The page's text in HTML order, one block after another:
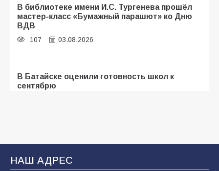
В библиотеке имени И.С. Тургенева прошёл
мастер-класс «Бумажный парашют» ко Дню
ВДВ
107 03.08.2026
В Батайске оценили готовность школ к
сентябрю
образовательного кластера
106 05.08.2026
НАШ АДРЕС